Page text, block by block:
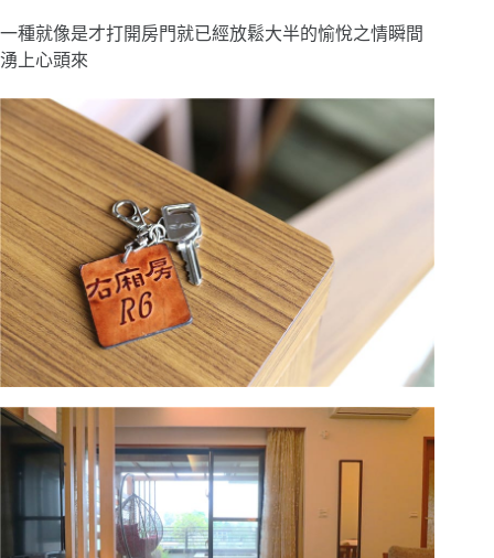
一種就像是才打開房門就已經放鬆大半的愉悅之情瞬間
湧上心頭來